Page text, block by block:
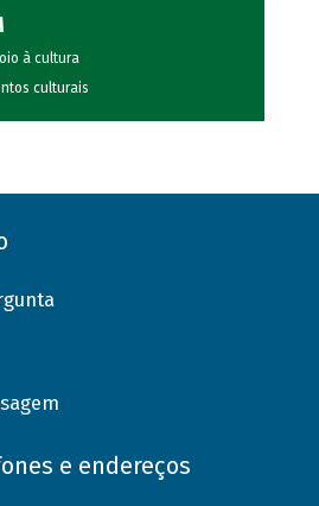
à cultura
culturais
e endereços